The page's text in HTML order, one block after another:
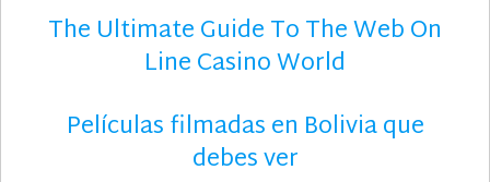
The Ultimate Guide To The Web On
Line Casino World
Películas filmadas en Bolivia que
debes ver